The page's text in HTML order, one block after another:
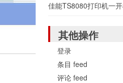
佳能TS8080打印机一
其他操作
登录
条目 feed
评论 feed